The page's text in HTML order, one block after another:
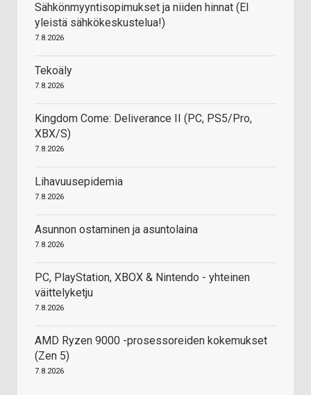
Sähkönmyyntisopimukset ja niiden hinnat (EI
yleistä sähkökeskustelua!)
7.8.2026
Tekoäly
7.8.2026
Kingdom Come: Deliverance II (PC, PS5/Pro,
XBX/S)
7.8.2026
Lihavuusepidemia
7.8.2026
Asunnon ostaminen ja asuntolaina
7.8.2026
PC, PlayStation, XBOX & Nintendo - yhteinen
väittelyketju
7.8.2026
AMD Ryzen 9000 -prosessoreiden kokemukset
(Zen 5)
7.8.2026